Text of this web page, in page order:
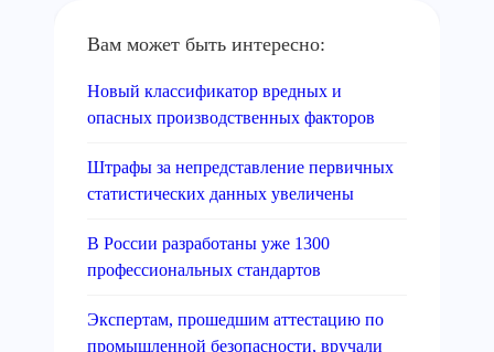
Вам может быть интересно:
Новый классификатор вредных и
опасных производственных факторов
Штрафы за непредставление первичных
статистических данных увеличены
В России разработаны уже 1300
профессиональных стандартов
Экспертам, прошедшим аттестацию по
промышленной безопасности, вручали